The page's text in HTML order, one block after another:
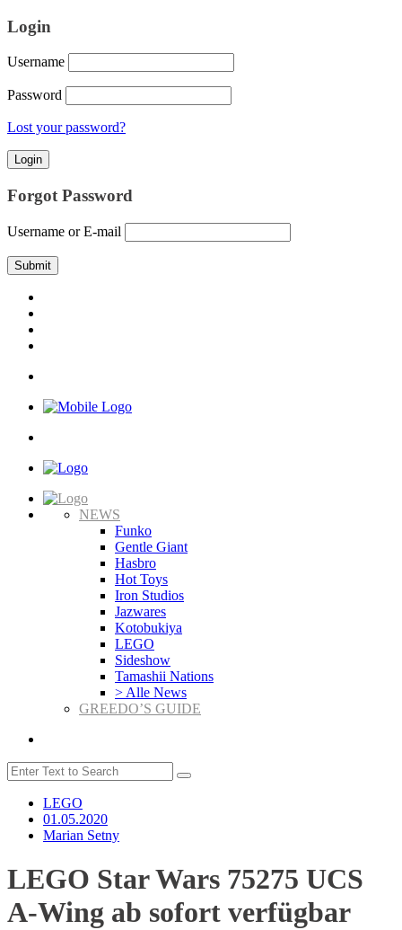
Login
Username
Password
Lost your password?
Forgot Password
Username or E-mail
NEWS
Funko
Gentle Giant
Hasbro
Hot Toys
Iron Studios
Jazwares
Kotobukiya
LEGO
Sideshow
Tamashii Nations
> Alle News
GREEDO’S GUIDE
LEGO
01.05.2020
Marian Setny
LEGO Star Wars 75275 UCS
A-Wing ab sofort verfügbar